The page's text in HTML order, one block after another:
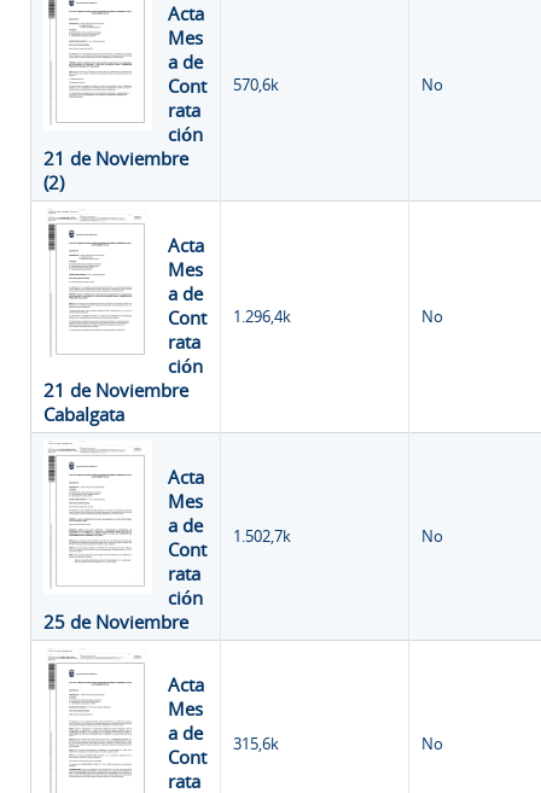
Acta
Mes
a de
Cont
rata
ción
21 de Noviembre
(2)
570,6k No
Acta
Mes
a de
Cont
rata
ción
21 de Noviembre
Cabalgata
1.296,4k No
Acta
Mes
a de
Cont
rata
ción
25 de Noviembre
1.502,7k No
Acta
Mes
a de
Cont
rata
315,6k No